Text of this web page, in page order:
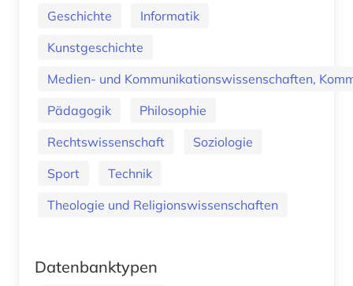
Geschichte
Informatik
Kunstgeschichte
Medien- und Kommunikationswissenschaften,
Pädagogik
Philosophie
Rechtswissenschaft
Soziologie
Sport
Technik
Theologie und Religionswissenschaften
Datenbanktypen